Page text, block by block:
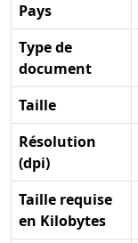
Pays
Type de
document
Taille
Résolution
(dpi)
Taille requise
en Kilobytes